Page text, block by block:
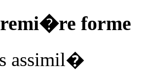
forme
assimil�